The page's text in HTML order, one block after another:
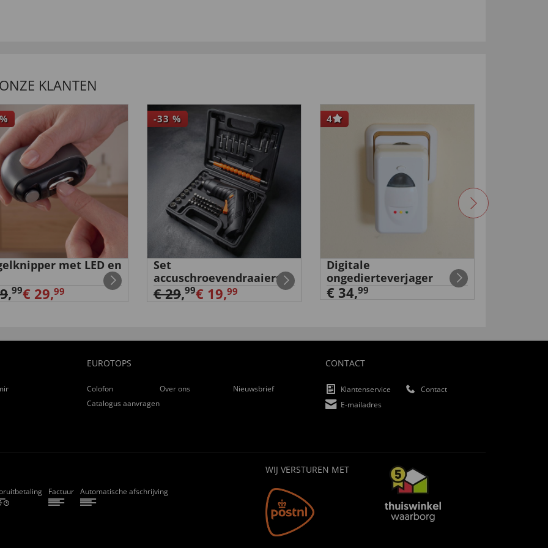
KLANTEN
%
met LED en
,99€ 29,99
-33 %
Set
accuschroevendraaiers
€ 29,99€ 19,99
4
Digitale
ongedierteverjager
€ 34,99
EUROTOPS
Colofon Over ons
Nieuwsbrief
Catalogus aanvragen
CONTACT
Klantenservice
Contact
E-mailadres
Factuur Automatische afschrijving
WIJ VERSTUREN MET